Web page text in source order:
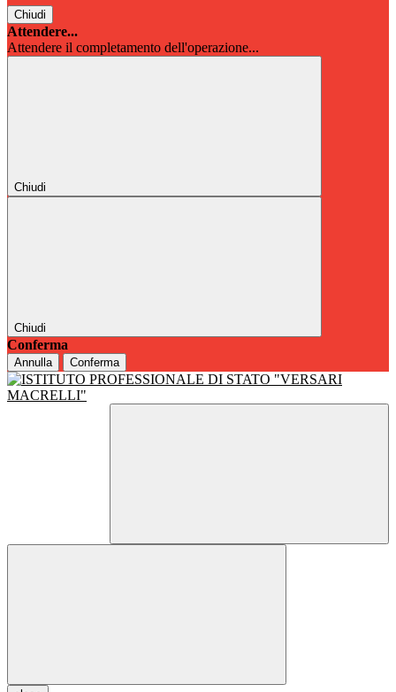
Chiudi
Attendere...
Attendere il completamento dell'operazione...
Chiudi
Chiudi
Conferma
Annulla Conferma